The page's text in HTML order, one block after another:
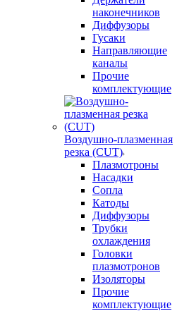
наконечников
Диффузоры
Гусаки
Направляющие
каналы
Прочие
комплектующие
Воздушно-плазменная
резка (CUT)
Плазмотроны
Насадки
Сопла
Катоды
Диффузоры
Трубки
охлаждения
Головки
плазмотронов
Изоляторы
Прочие
комплектующие